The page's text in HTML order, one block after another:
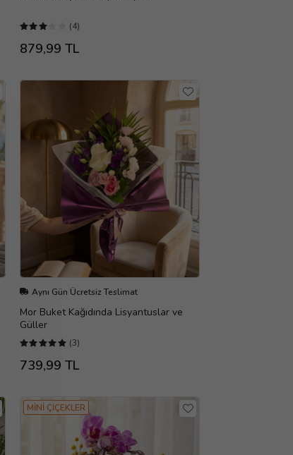
(4)
879,99 TL
Aynı Gün Ücretsiz Teslimat
Mor Buket Kağıdında Lisyantuslar ve
Güller
(3)
739,99 TL
MİNİ ÇİÇEKLER